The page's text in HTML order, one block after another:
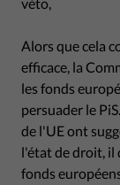
Alors que cela
efficace, la
les fonds
persuader le
de l'UE ont
l'état de droit, il
fonds